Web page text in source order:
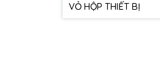
VỎ HỘP THIẾT BỊ